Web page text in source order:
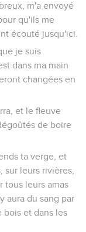
m'a envoyé
qu'ils me
écouté jusqu'ici.
je suis
dans ma main
changées en
et le fleuve
de boire
ta verge, et
sur leurs rivières,
tous leurs amas
aura du sang par
bois et dans les